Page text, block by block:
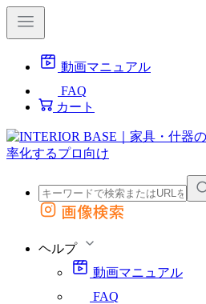
動画マニュアル
FAQ
カート
外部サイトの商品をカートに追加
画像検索
ヘルプ
動画マニュアル
FAQ